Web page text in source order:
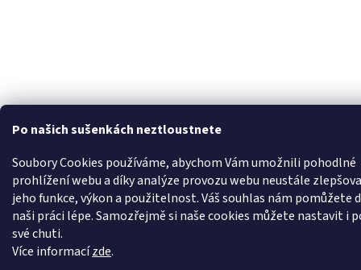
Po našich sušenkách neztloustnete
Soubory Cookies používáme, abychom Vám umožnili pohodlné
prohlížení webu a díky analýze provozu webu neustále
jeho funkce, výkon a použitelnost. Váš souhlas nám pomůžete
naši práci lépe. Samozřejmě si naše cookies můžete nastavit i
své chuti.
Více informacízde.